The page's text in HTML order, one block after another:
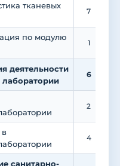
тканевых
7
по модулю
1
деятельности
6
2
в
4
санитарно-